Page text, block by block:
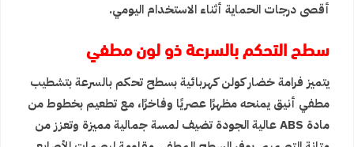
أقصى درجات الحماية أثناء الاستخدام اليومي.
سطح التحكم بالسرعة ذو لون مطفي
يتميز فرامة خضار كولن كهربائية بسطح تحكم بالسرعة بتشطيب
مطفي أنيق يمنحه مظهرًا عصريًا وفاخرًا، مع تطعيم بخطوط من
مادة ABS عالية الجودة تضيف لمسة جمالية مميزة وتعزز من